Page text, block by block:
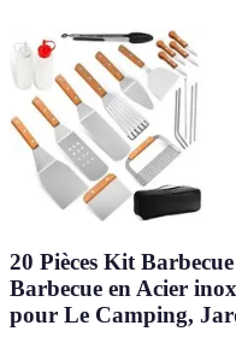
20 Pièces Kit
Barbecue en Acier
pour Le Camping,